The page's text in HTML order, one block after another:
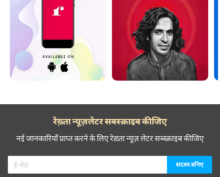
रेख़्ता न्यूज़लेटर सबस्क्राइब कीजिए
नई जानकारियाँ प्राप्त करने के लिए रेख़्ता न्यूज़ लेटर सब्स्क्राइब कीजिए